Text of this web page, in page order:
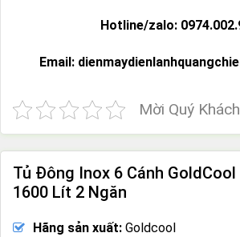
Hotline/zalo:
Email:
Mời Quý
Tủ Đông Inox 6 Cánh GoldCool
1600 Lít 2 Ngăn
Hãng sản xuất: Goldcool